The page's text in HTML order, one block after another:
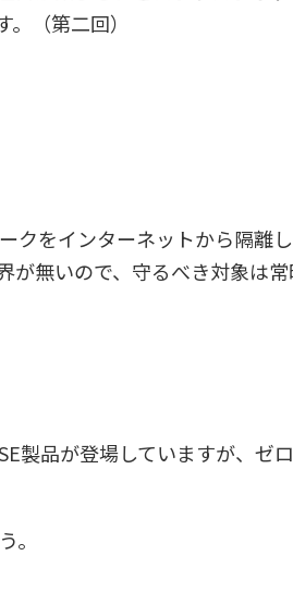
（第二回）
クをインターネットから隔離
無いので、守るべき対象は
製品が登場していますが、ゼ
。